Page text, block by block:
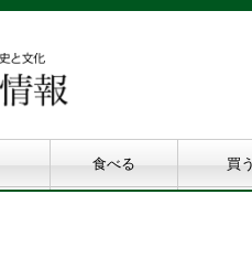
食べる 買う